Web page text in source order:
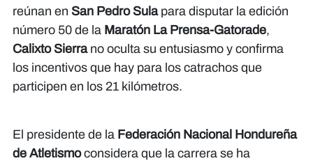
reúnan en San Pedro Sulapara disputar la edición
número 50 de la Maratón La Prensa-Gatorade,
Calixto Sierrano oculta su entusiasmo y confirma
los incentivos que hay para los catrachos que
participen en los 21 kilómetros.
El presidente de la Federación Nacional Hondureña
de Atletismoconsidera que la carrera se ha